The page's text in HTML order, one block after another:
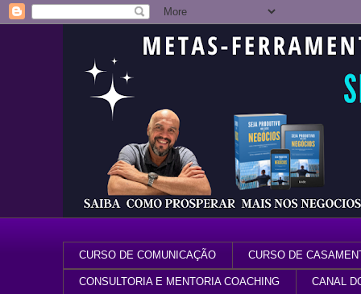
CURSO DE COMUNICAÇÃO CURSO DE
CONSULTORIA E MENTORIA COACHING CANAL